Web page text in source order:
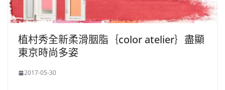
植村秀全新柔滑胭脂｛color atelier｝盡顯
東京時尚多姿
2017-05-30